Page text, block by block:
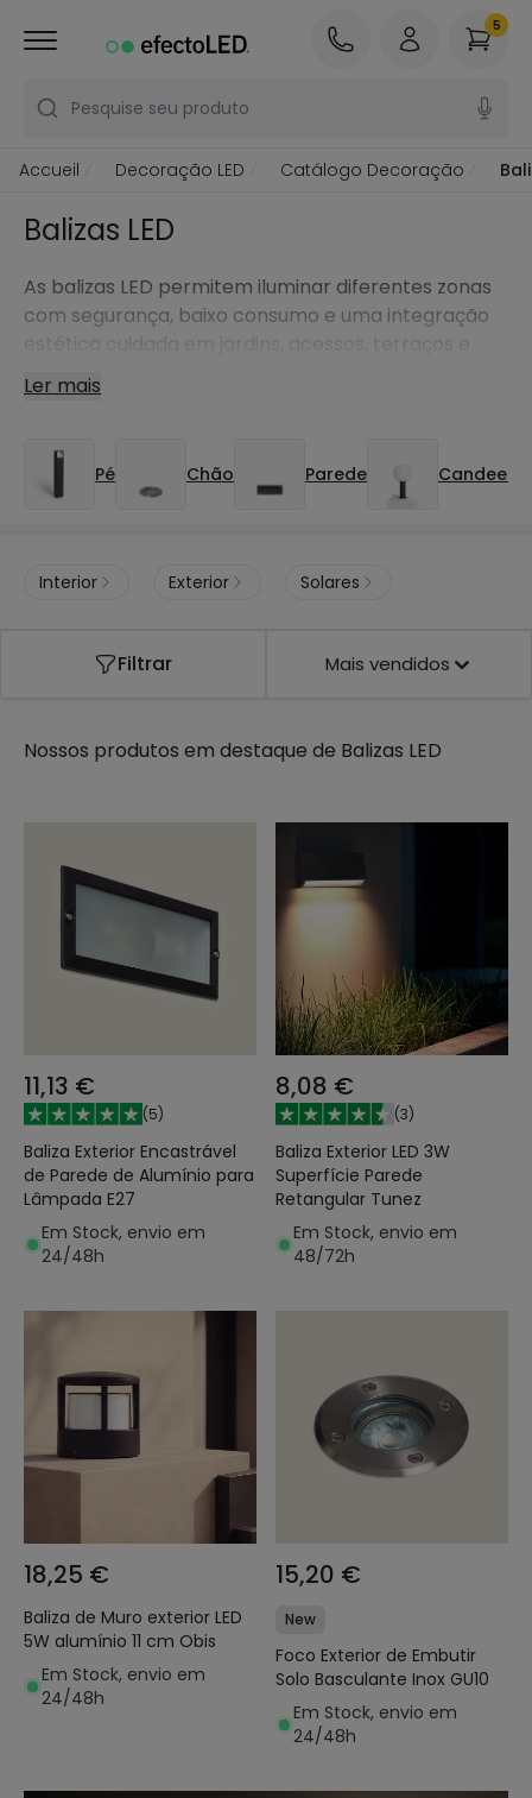
Pesquise seu produto
5
Accueil Decoração LED Catálogo Decoração
Balizas LED
As balizas LED permitem iluminar diferentes zonas
com segurança, baixo consumo e uma integração
estética cuidada em jardins, acessos, terraços e
zonas de passagem.
Ler mais
Pé Chão Parede
Interior Exterior Solares
Filtrar Mais vendidos
Nossos produtos em destaque de Balizas LED
11,13 €
(5)
Baliza Exterior Encastrável
de Parede de Alumínio para
Lâmpada E27
Em Stock, envio em
24/48h
8,08 €
(3)
Baliza Exterior LED 3W
Superfície Parede
Retangular Tunez
Em Stock, envio em
48/72h
18,25 €
Baliza de Muro exterior LED
5W alumínio 11 cm Obis
Em Stock, envio em
24/48h
15,20 €
New
Foco Exterior de Embutir
Solo Basculante Inox GU10
Em Stock, envio em
24/48h